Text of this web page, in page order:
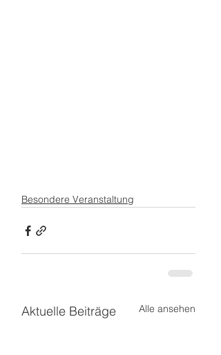
Besondere Veranstaltung
Aktuelle Beiträge Alle ansehen